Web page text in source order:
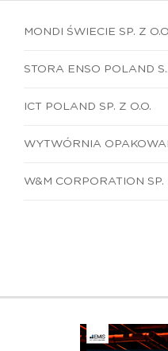
MONDI ŚWIECIE SP. Z
STORA ENSO POLAND
ICT POLAND SP. Z O.O.
WYTWÓRNIA
W&M CORPORATION SP.